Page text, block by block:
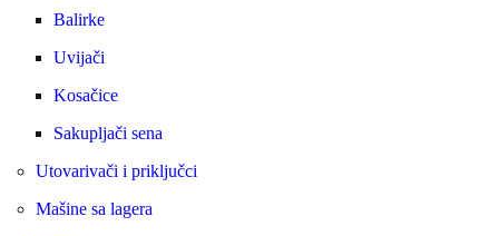
Balirke
Uvijači
Kosačice
Sakupljači sena
Utovarivači i priključci
Mašine sa lagera